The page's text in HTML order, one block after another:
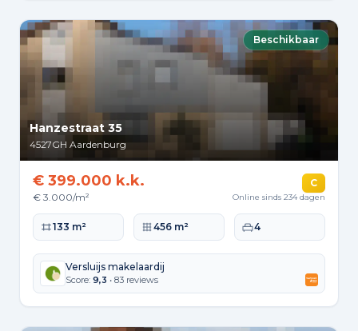
Beschikbaar
Hanzestraat 35
4527GH Aardenburg
€ 399.000 k.k.
€ 3.000/m²
C
Online sinds 234 dagen
Woonoppervlakte
133 m² Perceeloppervlakte
456 m² Slaapkamers
4
Versluijs makelaardij
Score: 9,3 • 83 reviews